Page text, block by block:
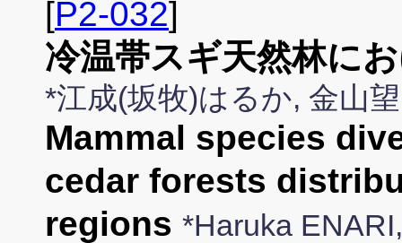
[P2-032]
冷温帯スギ天然林に
*江成(坂牧)はるか, 金山
Mammal species
cedar forests
regions *Haruka